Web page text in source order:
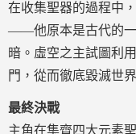
在收集聖器的過程中
——他原本是古代的一
暗。虛空之主試圖利
門，從而徹底毀滅世界
最終決戰
主角在集齊四大元素